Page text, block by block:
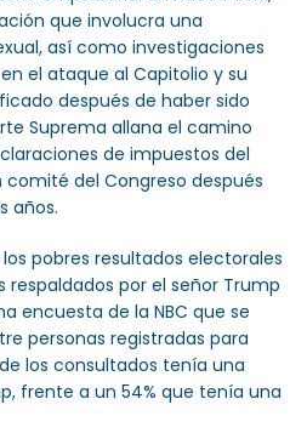
que involucra una
así como investigaciones
el ataque al Capitolio y su
después de haber sido
Suprema allana el camino
de impuestos del
del Congreso después
años.
pobres resultados electorales
por el señor Trump
encuesta de la NBC que se
personas registradas para
los consultados tenía una
frente a un 54% que tenía una